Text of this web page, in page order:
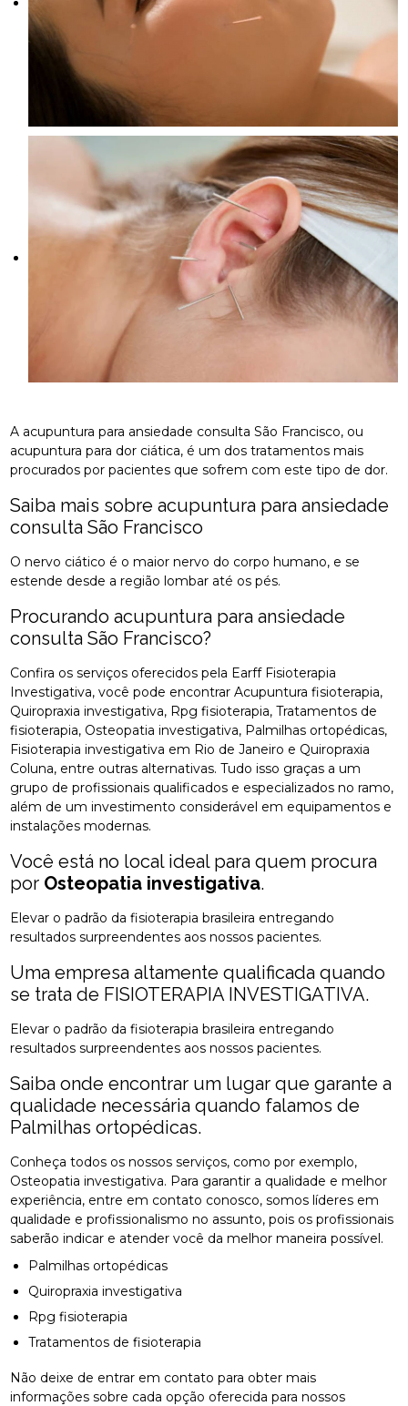
A acupuntura para ansiedade consulta São Francisco, ou
acupuntura para dor ciática, é um dos tratamentos mais
procurados por pacientes que sofrem com este tipo de dor.
Saiba mais sobre acupuntura para ansiedade
consulta São Francisco
O nervo ciático é o maior nervo do corpo humano, e se
estende desde a região lombar até os pés.
Procurando acupuntura para ansiedade
consulta São Francisco?
Confira os serviços oferecidos pela Earff Fisioterapia
Investigativa, você pode encontrar Acupuntura fisioterapia,
Quiropraxia investigativa, Rpg fisioterapia, Tratamentos de
fisioterapia, Osteopatia investigativa, Palmilhas ortopédicas,
Fisioterapia investigativa em Rio de Janeiro e Quiropraxia
Coluna, entre outras alternativas. Tudo isso graças a um
grupo de profissionais qualificados e especializados no ramo,
além de um investimento considerável em equipamentos e
instalações modernas.
Você está no local ideal para quem procura
por Osteopatia investigativa.
Elevar o padrão da fisioterapia brasileira entregando
resultados surpreendentes aos nossos pacientes.
Uma empresa altamente qualificada quando
se trata de FISIOTERAPIA INVESTIGATIVA.
Elevar o padrão da fisioterapia brasileira entregando
resultados surpreendentes aos nossos pacientes.
Saiba onde encontrar um lugar que garante a
qualidade necessária quando falamos de
Palmilhas ortopédicas.
Conheça todos os nossos serviços, como por exemplo,
Osteopatia investigativa. Para garantir a qualidade e melhor
experiência, entre em contato conosco, somos líderes em
qualidade e profissionalismo no assunto, pois os profissionais
saberão indicar e atender você da melhor maneira possível.
Palmilhas ortopédicas
Quiropraxia investigativa
Rpg fisioterapia
Tratamentos de fisioterapia
Não deixe de entrar em contato para obter mais
informações sobre cada opção oferecida para nossos